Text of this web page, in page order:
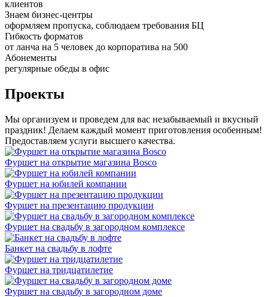
клиентов
Знаем бизнес-центры
оформляем пропуска, соблюдаем требования БЦ
Гибкость форматов
от ланча на 5 человек до корпоратива на 500
Абонементы
регулярные обеды в офис
Проекты
Мы организуем и проведем для вас незабываемый и вкусный
праздник! Делаем каждый момент приготовления особенным!
Предоставляем услуги высшего качества.
Фуршет на открытие магазина Bosco
Фуршет на юбилей компании
Фуршет на презентацию продукции
Фуршет на свадьбу в загородном комплексе
Банкет на свадьбу в лофте
Фуршет на тридцатилетие
Фуршет на свадьбу в загородном доме